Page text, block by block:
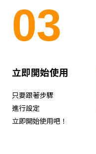
03
立即開始使用
只要跟著步驟
進行設定
立即開始使用吧！